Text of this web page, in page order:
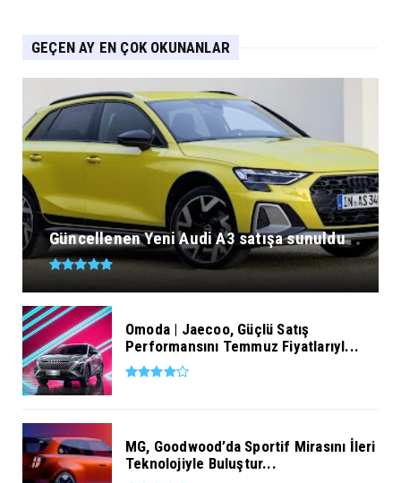
GEÇEN AY EN ÇOK OKUNANLAR
Güncellenen Yeni Audi A3 satışa sunuldu
Omoda | Jaecoo, Güçlü Satış
Performansını Temmuz Fiyatlarıyl...
MG, Goodwood’da Sportif Mirasını İleri
Teknolojiyle Buluştur...